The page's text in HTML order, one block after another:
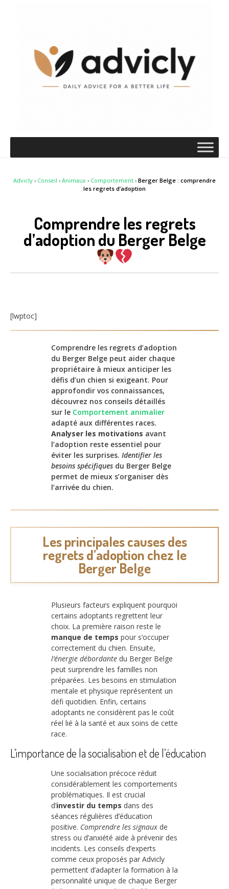
Advicly › Conseil › Animaux › Comportement › Berger Belge : comprendre
les regrets d’adoption
Comprendre les regrets
d’adoption du Berger Belge
[lwptoc]
Comprendre les regrets d’adoption
du Berger Belge peut aider chaque
propriétaire à mieux anticiper les
défis d’un chien si exigeant. Pour
approfondir vos connaissances,
découvrez nos conseils détaillés
sur le Comportement animalier
adapté aux différentes races.
Analyser les motivations avant
l’adoption reste essentiel pour
éviter les surprises. Identifier les
besoins spécifiques du Berger Belge
permet de mieux s’organiser dès
l’arrivée du chien.
Les principales causes des
regrets d’adoption chez le
Berger Belge
Plusieurs facteurs expliquent pourquoi
certains adoptants regrettent leur
choix. La première raison reste le
manque de temps pour s’occuper
correctement du chien. Ensuite,
l’énergie débordante du Berger Belge
peut surprendre les familles non
préparées. Les besoins en stimulation
mentale et physique représentent un
défi quotidien. Enfin, certains
adoptants ne considèrent pas le coût
réel lié à la santé et aux soins de cette
race.
L’importance de la socialisation et de l’éducation
Une socialisation précoce réduit
considérablement les comportements
problématiques. Il est crucial
d’investir du temps dans des
séances régulières d’éducation
positive. Comprendre les signaux de
stress ou d’anxiété aide à prévenir des
incidents. Les conseils d’experts
comme ceux proposés par Advicly
permettent d’adapter la formation à la
personnalité unique de chaque Berger